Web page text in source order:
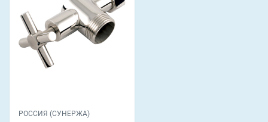
РОССИЯ (СУНЕРЖА)